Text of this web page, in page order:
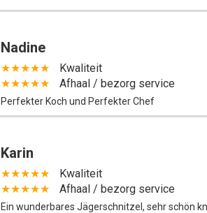
Nadine
★★★★★
Kwaliteit
★★★★★
Afhaal / bezorg service
Perfekter Koch und Perfekter Chef
Karin
★★★★★
Kwaliteit
★★★★★
Afhaal / bezorg service
Ein wunderbares Jägerschnitzel, sehr schön